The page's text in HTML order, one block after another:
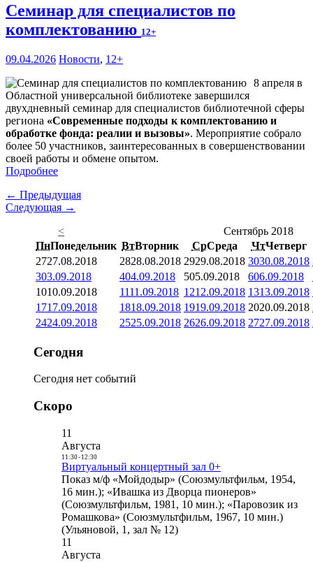
Семинар для специалистов по
комплектованию 12+
09.04.2026 Новости, 12+
8 апреля в
Областной универсальной библиотеке завершился
двухдневный семинар для специалистов библиотечной сферы
региона «Современные подходы к комплектованию и
обработке фонда: реалии и вызовы». Мероприятие собрало
более 50 участников, заинтересованных в совершенствовании
своей работы и обмене опытом.
Подробнее
← Предыдущая
Следующая →
<
Сентябрь 2018
ПнПонедельник ВтВторник СрСреда ЧтЧетверг
2727.08.2018 2828.08.2018 2929.08.2018 3030.08.2018
303.09.2018 404.09.2018 505.09.2018 606.09.2018
1010.09.2018 1111.09.2018 1212.09.2018 1313.09.2018
1717.09.2018 1818.09.2018 1919.09.2018 2020.09.2018
2424.09.2018 2525.09.2018 2626.09.2018 2727.09.2018
Сегодня
Сегодня нет событий
Скоро
11
Августа
11:30- 12:30
Виртуальный концертный зал 0+
Показ м/ф «Мойдодыр» (Союзмультфильм, 1954,
16 мин.); «Ивашка из Дворца пионеров»
(Союзмультфильм, 1981, 10 мин.); «Паровозик из
Ромашкова» (Союзмультфильм, 1967, 10 мин.)
(Ульяновой, 1, зал № 12)
11
Августа